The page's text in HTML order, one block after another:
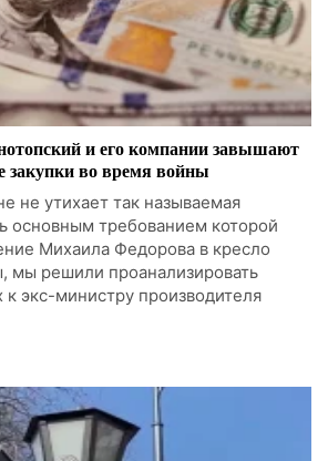
и его компании завышают
закупки во время войны
не утихает так называемая
основным требованием которой
Михаила Федорова в кресло
мы решили проанализировать
к экс-министру производителя